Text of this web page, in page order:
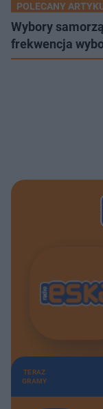
POLECANY
Wybory
frekwencja
TERAZ
GRAMY